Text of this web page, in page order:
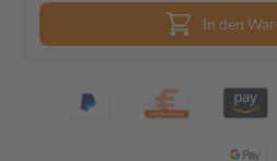
In den